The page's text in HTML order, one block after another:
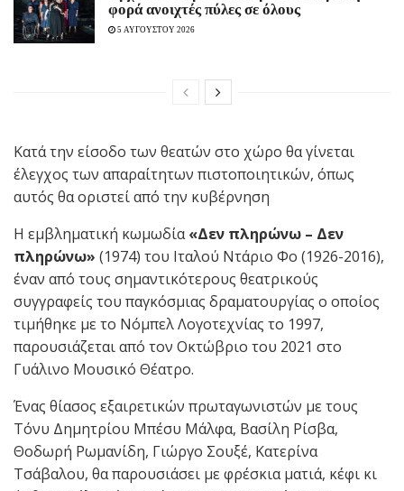
φορά ανοιχτές πύλες σε όλους
5 ΑΥΓΟΥΣΤΟΥ 2026
Κατά την είσοδο των θεατών στο χώρο θα γίνεται
έλεγχος των απαραίτητων πιστοποιητικών, όπως
αυτός θα οριστεί από την κυβέρνηση
Η εμβληματική κωμωδία«Δεν πληρώνω – Δεν
πληρώνω» (1974) του Ιταλού Ντάριο Φο (1926-2016),
έναν από τους σημαντικότερους θεατρικούς
συγγραφείς του παγκόσμιας δραματουργίας ο οποίος
τιμήθηκε με το Νόμπελ Λογοτεχνίας το 1997,
παρουσιάζεται από τον Οκτώβριο του 2021 στο
Γυάλινο Μουσικό Θέατρο.
Ένας θίασος εξαιρετικών πρωταγωνιστών με τους
Τόνυ Δημητρίου Μπέσυ Μάλφα, Βασίλη Ρίσβα,
Θοδωρή Ρωμανίδη, Γιώργο Σουξέ, Κατερίνα
Τσάβαλου, θα παρουσιάσει με φρέσκια ματιά, κέφι κι